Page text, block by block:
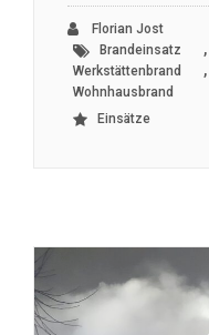
Florian Jost
Brandeinsatz
,
Werkstättenbrand ,
Wohnhausbrand
Einsätze